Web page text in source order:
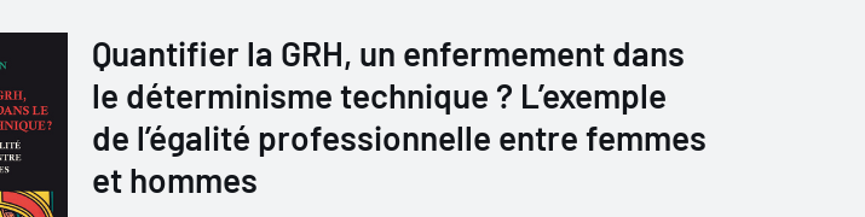
Quantifier la GRH, un enfermement dans
le déterminisme technique ? L’exemple
de l’égalité professionnelle entre femmes
et hommes